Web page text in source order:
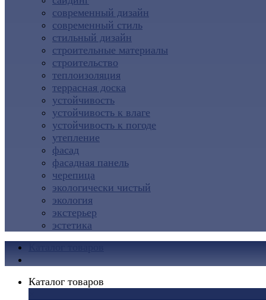
современный дизайн
современный стиль
стильный дизайн
строительные материалы
строительство
теплоизоляция
террасная доска
устойчивость
устойчивость к влаге
устойчивость к погоде
утепление
фасад
фасадная панель
черепица
экологически чистый
экология
экстерьер
эстетика
Каталог товаров